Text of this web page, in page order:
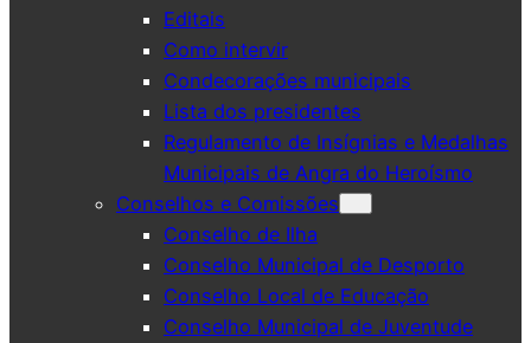
Editais
Como intervir
Condecorações municipais
Lista dos presidentes
Regulamento de Insígnias e Medalhas
Municipais de Angra do Heroísmo
Conselhos e Comissões
Conselho de Ilha
Conselho Municipal de Desporto
Conselho Local de Educação
Conselho Municipal de Juventude